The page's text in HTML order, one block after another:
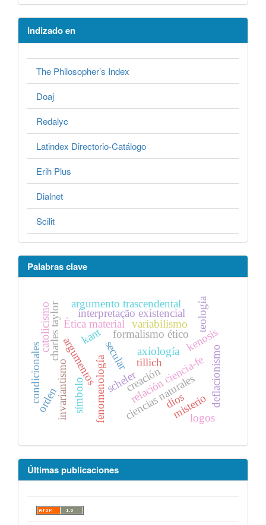
Indizado en
The Philosopher’s Index
Doaj
Redalyc
Latindex Directorio-Catálogo
Erih Plus
Dialnet
Scilit
Palabras clave
scheler
fenomenología
axiología
formalismo ético
Ética material
creación
relación ciencia-fe
kenosis
ciencias naturales
teología
argumentos
kant
tillich
interpretação existencial
charles taylor
catolicismo argumento trascendental
secular
variabilismo
invariantismo deflacionismo
dios
misterio
símbolo
logos
orden
condicionales
Últimas publicaciones